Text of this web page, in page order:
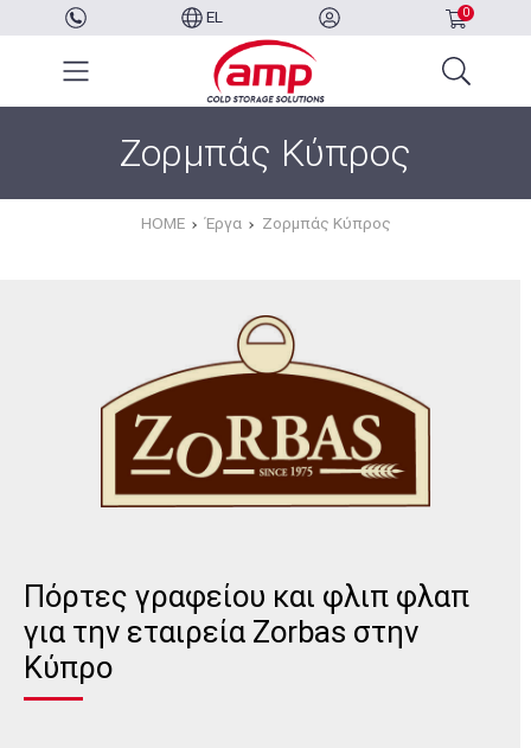
EL 0
Ζορμπάς Κύπρος
HOME Έργα Ζορμπάς Κύπρος
Πόρτες γραφείου και φλιπ φλαπ
για την εταιρεία Zorbas στην
Κύπρο